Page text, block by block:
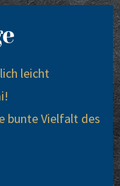
leicht
bunte Vielfalt des